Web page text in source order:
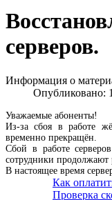
серверов.
Информация о
Опубликовано:
Уважаемые абоненты!
Из-за сбоя в работе
временно прекращён.
Сбой в работе
сотрудники продолжают
В настоящее время
Как
Проверка